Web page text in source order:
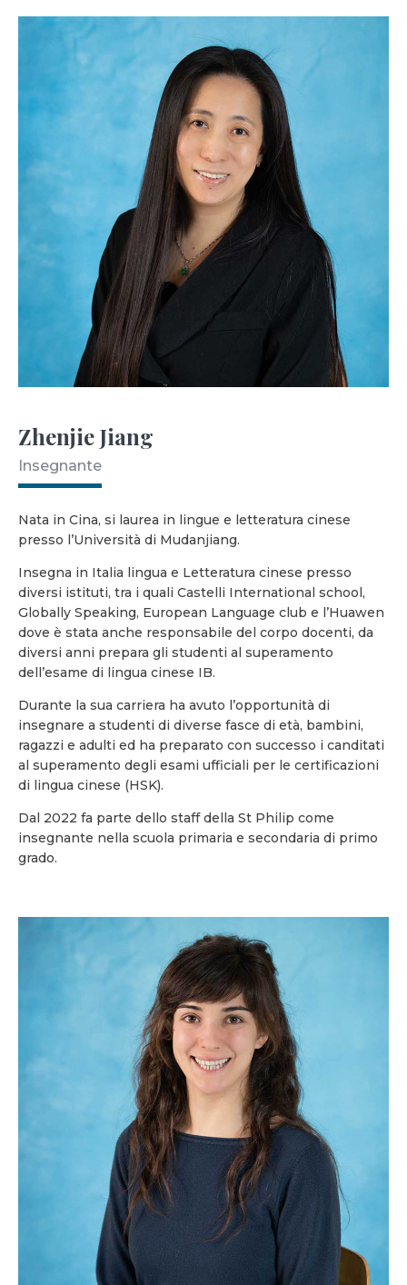
Zhenjie Jiang
Insegnante
Nata in Cina, si laurea in lingue e letteratura cinese
presso l’Università di Mudanjiang.
Insegna in Italia lingua e Letteratura cinese presso
diversi istituti, tra i quali Castelli International school,
Globally Speaking, European Language club e l’Huawen
dove è stata anche responsabile del corpo docenti, da
diversi anni prepara gli studenti al superamento
dell’esame di lingua cinese IB.
Durante la sua carriera ha avuto l’opportunità di
insegnare a studenti di diverse fasce di età, bambini,
ragazzi e adulti ed ha preparato con successo i canditati
al superamento degli esami ufficiali per le certificazioni
di lingua cinese (HSK).
Dal 2022 fa parte dello staff della St Philip come
insegnante nella scuola primaria e secondaria di primo
grado.